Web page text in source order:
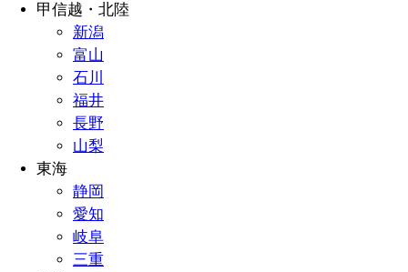
甲信越・北陸
新潟
富山
石川
福井
長野
山梨
東海
静岡
愛知
岐阜
三重